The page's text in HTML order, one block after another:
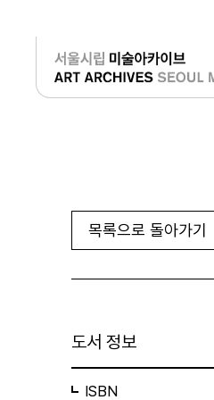
로그인
목록으로 돌아가기
도서 정보
ISBN